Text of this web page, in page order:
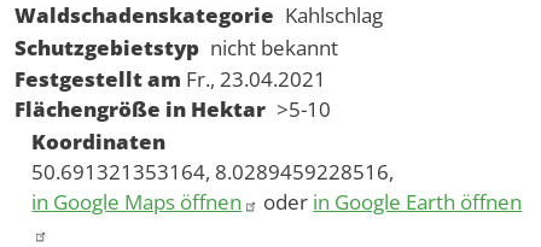
Waldschadenskategorie Kahlschlag
Schutzgebietstyp nicht bekannt
Festgestellt am Fr., 23.04.2021
Flächengröße in Hektar >5-10
Koordinaten
50.691321353164, 8.0289459228516,
in Google Maps öffnen
oder in Google Earth öffnen